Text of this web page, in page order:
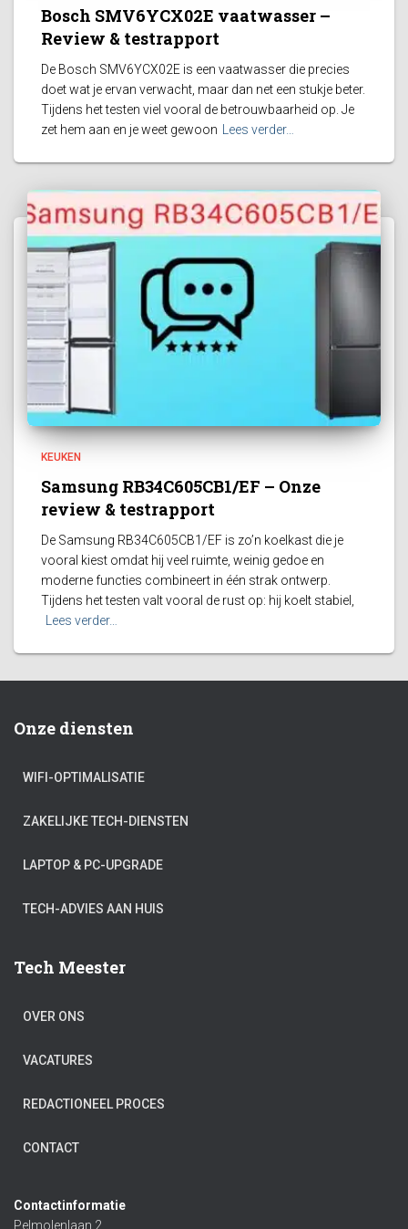
Bosch SMV6YCX02E vaatwasser –
Review & testrapport
De Bosch SMV6YCX02E is een vaatwasser die precies
doet wat je ervan verwacht, maar dan net een stukje beter.
Tijdens het testen viel vooral de betrouwbaarheid op. Je
zet hem aan en je weet gewoon Lees verder…
KEUKEN
Samsung RB34C605CB1/EF – Onze
review & testrapport
De Samsung RB34C605CB1/EF is zo’n koelkast die je
vooral kiest omdat hij veel ruimte, weinig gedoe en
moderne functies combineert in één strak ontwerp.
Tijdens het testen valt vooral de rust op: hij koelt stabiel,
Lees verder…
Onze diensten
WIFI-OPTIMALISATIE
ZAKELIJKE TECH-DIENSTEN
LAPTOP & PC-UPGRADE
TECH-ADVIES AAN HUIS
Tech Meester
OVER ONS
VACATURES
REDACTIONEEL PROCES
CONTACT
Contactinformatie
Pelmolenlaan 2